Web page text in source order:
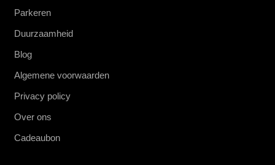
Parkeren
Duurzaamheid
Blog
Algemene voorwaarden
Privacy policy
Over ons
Cadeaubon